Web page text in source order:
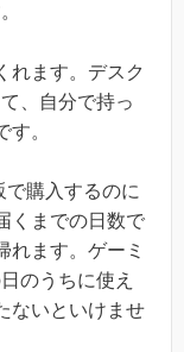
れます。デスク
、自分で持っ
。
で購入するのに
くまでの日数で
れます。ゲーミ
のうちに使え
ないといけませ